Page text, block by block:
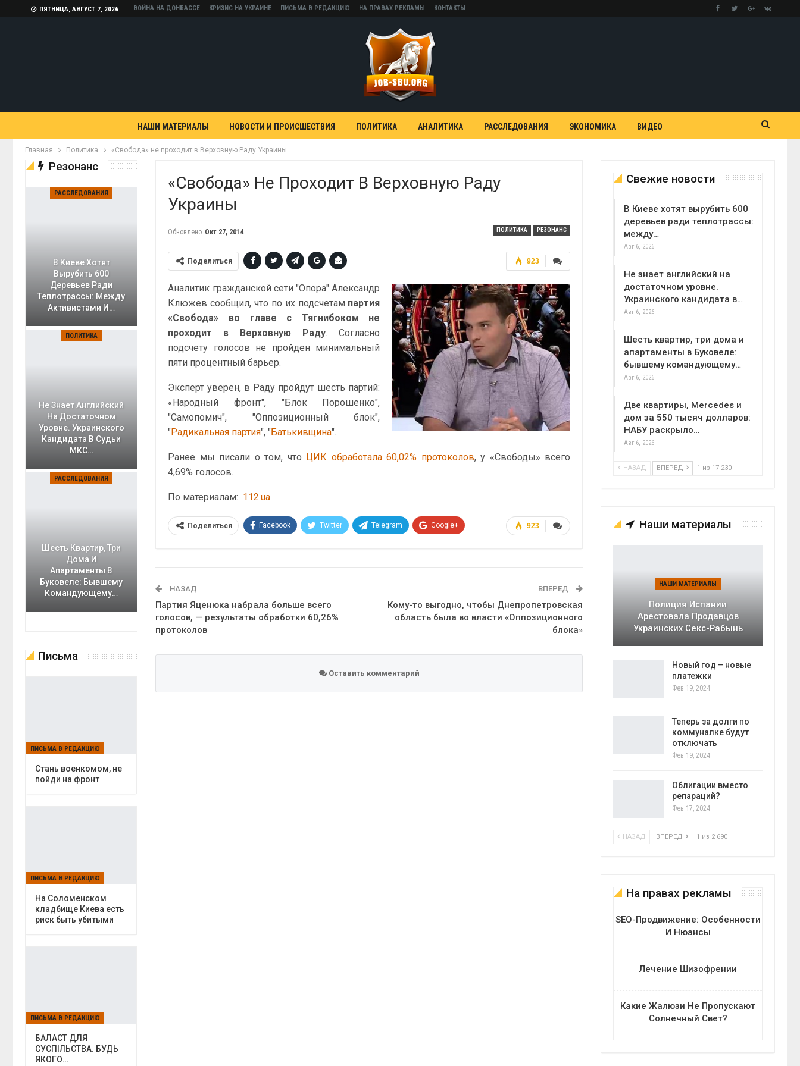
ПЯТНИЦА, АВГУСТ 7, 2026 ВОЙНА НА ДОНБАССЕ КРИЗИС НА УКРАИНЕ ПИСЬМА В РЕДАКЦИЮ НА ПРАВАХ РЕКЛАМЫ КОНТАКТЫ
НАШИ МАТЕРИАЛЫ НОВОСТИ И ПРОИСШЕСТВИЯ ПОЛИТИКА АНАЛИТИКА РАССЛЕДОВАНИЯ ЭКОНОМИКА ВИДЕО
Главная Политика «Свобода» не проходит в Верховную Раду Украины
«Свобода» Не Проходит В Верховную Раду
Украины
ПОЛИТИКА РЕЗОНАНС
Обновлено Окт 27, 2014
923
Поделиться
Аналитик гражданской сети "Опора" Александр
Клюжев сообщил, что по их подсчетам партия
«Свобода» во главе с Тягнибоком не
проходит в Верховную Раду. Согласно
подсчету голосов не пройден минимальный
пяти процентный барьер.
Эксперт уверен, в Раду пройдут шесть партий:
«Народный фронт", "Блок Порошенко",
"Самопомич", "Оппозиционный блок",
"Радикальная партия", "Батькивщина".
Ранее мы писали о том, что ЦИК обработала 60,02% протоколов, у «Свободы» всего
4,69% голосов.
По материалам: 112.ua
923
Поделиться Facebook Twitter Telegram Google+
НАЗАД
Партия Яценюка набрала больше всего
голосов, — результаты обработки 60,26%
протоколов
ВПЕРЕД
Кому-то выгодно, чтобы Днепропетровская
область была во власти «Оппозиционного
блока»
Оставить комментарий
Свежие новости
В Киеве хотят вырубить 600
деревьев ради теплотрассы:
между…
Авг 6, 2026
Не знает английский на
достаточном уровне.
Украинского кандидата в…
Авг 6, 2026
Шесть квартир, три дома и
апартаменты в Буковеле:
бывшему командующему…
Авг 6, 2026
Две квартиры, Mercedes и
дом за 550 тысяч долларов:
НАБУ раскрыло…
Авг 6, 2026
НАЗАД ВПЕРЕД 1 из 17 230
Наши материалы
НАШИ МАТЕРИАЛЫ
Полиция Испании
Арестовала Продавцов
Украинских Секс-Рабынь
Новый год – новые
платежки
Фев 19, 2024
Теперь за долги по
коммуналке будут
отключать
Фев 19, 2024
Облигации вместо
репараций?
Фев 17, 2024
НАЗАД ВПЕРЕД 1 из 2 690
На правах рекламы
SEO-Продвижение: Особенности
И Нюансы
Лечение Шизофрении
Какие Жалюзи Не Пропускают
Солнечный Свет?
Резонанс
РАССЛЕДОВАНИЯ
В Киеве Хотят
Вырубить 600
Деревьев Ради
Теплотрассы: Между
Активистами И…
ПОЛИТИКА
Не Знает Английский
На Достаточном
Уровне. Украинского
Кандидата В Судьи
МКС…
РАССЛЕДОВАНИЯ
Шесть Квартир, Три
Дома И
Апартаменты В
Буковеле: Бывшему
Командующему…
Письма
ПИСЬМА В РЕДАКЦИЮ
Cтань военкомом, не
пойди на фронт
ПИСЬМА В РЕДАКЦИЮ
На Соломенском
кладбище Киева есть
риск быть убитыми
ПИСЬМА В РЕДАКЦИЮ
БАЛАСТ ДЛЯ
СУСПІЛЬСТВА. БУДЬ
ЯКОГО…